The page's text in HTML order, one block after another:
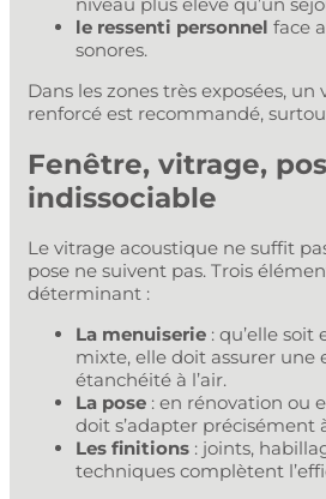
le ressenti personnel face
sonores.
Dans les zones très exposées,
renforcé est recommandé,
Fenêtre, vitrage,
indissociable
Le vitrage acoustique ne suffit
pose ne suivent pas. Trois
déterminant :
La menuiserie : qu’elle soit
mixte, elle doit assurer une
étanchéité à l’air.
La pose : en rénovation ou
doit s’adapter précisément
Les finitions : joints,
techniques complètent